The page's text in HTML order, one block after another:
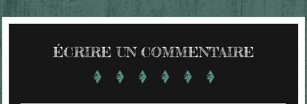
ÉCRIRE UN COMMENTAIRE